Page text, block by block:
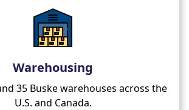
Warehousing
35 Buske warehouses across the
U.S. and Canada.